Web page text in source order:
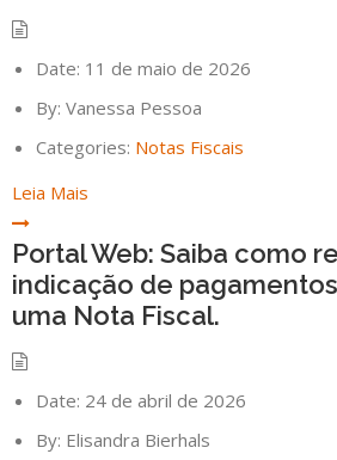
Date: 11 de maio de 2026
By: Vanessa Pessoa
Categories: Notas Fiscais
Leia Mais
Portal Web: Saiba como
indicação de
uma Nota Fiscal.
Date: 24 de abril de 2026
By: Elisandra Bierhals